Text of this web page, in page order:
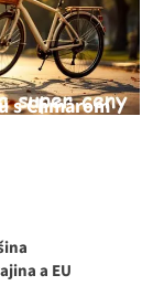
s Chmarom
a EU